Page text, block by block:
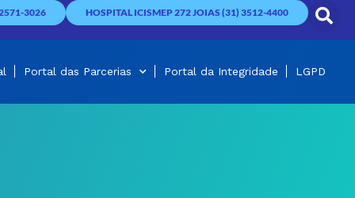
3026 HOSPITAL ICISMEP 272 JOIAS (31) 3512-4400
Portal das Parcerias Portal da Integridade LGPD